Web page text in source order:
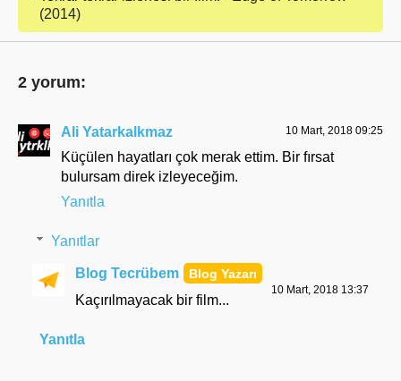
(2014)
2 yorum:
Ali Yatarkalkmaz 10 Mart, 2018 09:25
Küçülen hayatları çok merak ettim. Bir fırsat
bulursam direk izleyeceğim.
Yanıtla
Yanıtlar
Blog Tecrübem
10 Mart, 2018 13:37
Kaçırılmayacak bir film...
Yanıtla